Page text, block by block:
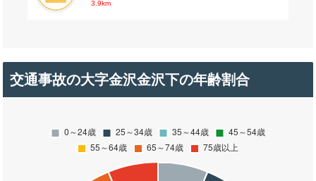
3.9km
交通事故の大字金沢金沢下の年齢割合